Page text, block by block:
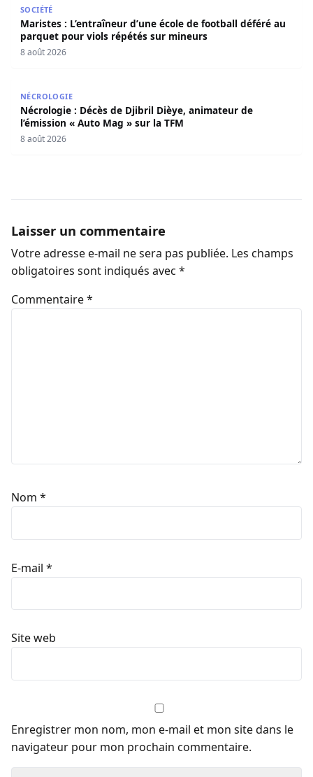
SOCIÉTÉ
Maristes : L’entraîneur d’une école de football déféré au
parquet pour viols répétés sur mineurs
8 août 2026
NÉCROLOGIE
Nécrologie : Décès de Djibril Dièye, animateur de
l’émission « Auto Mag » sur la TFM
8 août 2026
Laisser un commentaire
Votre adresse e-mail ne sera pas publiée. Les champs
obligatoires sont indiqués avec *
Commentaire*
Nom *
E-mail *
Site web
Enregistrer mon nom, mon e-mail et mon site dans le
navigateur pour mon prochain commentaire.